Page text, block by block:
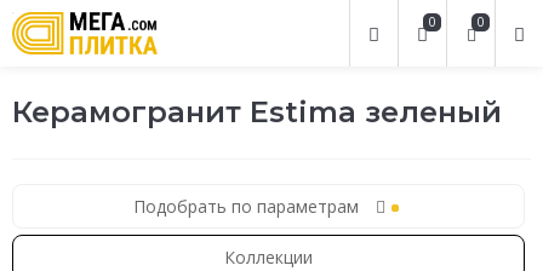
0
0
Керамогранит Estima зеленый
Подобрать по параметрам
Коллекции